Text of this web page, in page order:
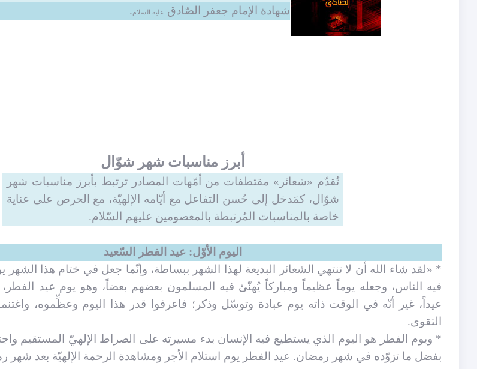
شهادة الإمام جعفر الصّادق
عليه السلام .
أبرز مناسبات شهر شوّال
تُقدّم «شعائر» مقتطفات من أمّهات المصادر ترتبط بأبرز مناسبات شهر
شوّال، كمَدخل إلى حُسن التفاعل مع أيّامه الإلهيّة، مع الحرص على عناية
خاصة بالمناسبات المُرتبطة بالمعصومين عليهم السّلام.
اليوم الأوّل: عيد الفطر السّعيد
* «لقد شاء الله أن لا تنتهي الشعائر البديعة لهذا الشهر ببساطة، وإنّما جعل في ختام هذا الشهر
فيه الناس، وجعله يوماً عظيماً ومباركاً يُهنّئ فيه المسلمون بعضهم بعضاً، وهو يوم عيد
عيداً، غير أنّه في الوقت ذاته يوم عبادة وتوسّل وذكر؛ فاعرفوا قدر هذا اليوم وعظِّموه،
التقوى.
* ويوم الفطر هو اليوم الذي يستطيع فيه الإنسان بدء مسيرته على الصراط الإلهيّ المستقيم
بفضل ما تزوّده في شهر رمضان. عيد الفطر يوم استلام الأجر ومشاهدة الرحمة الإلهيّة بعد شهر